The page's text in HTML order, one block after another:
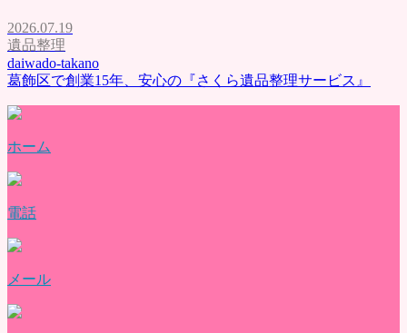
2026.07.19
遺品整理
daiwado-takano
葛飾区で創業15年、安心の『さくら遺品整理サービス』
ホーム
電話
メール